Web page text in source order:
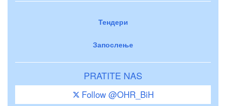
Тендери
Запослење
PRATITE NAS
Follow @OHR_BiH